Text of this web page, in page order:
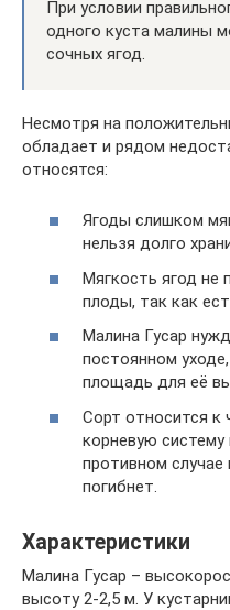
При условии
одного куста малины
сочных ягод.
Несмотря на
обладает и рядом
относятся:
Ягоды слишком
нельзя долго
Мягкость ягод не
плоды, так как
Малина Гусар
постоянном
площадь для её
Сорт относится к
корневую
противном случае
погибнет.
Характеристики
Малина Гусар –
высоту 2-2,5 м. У